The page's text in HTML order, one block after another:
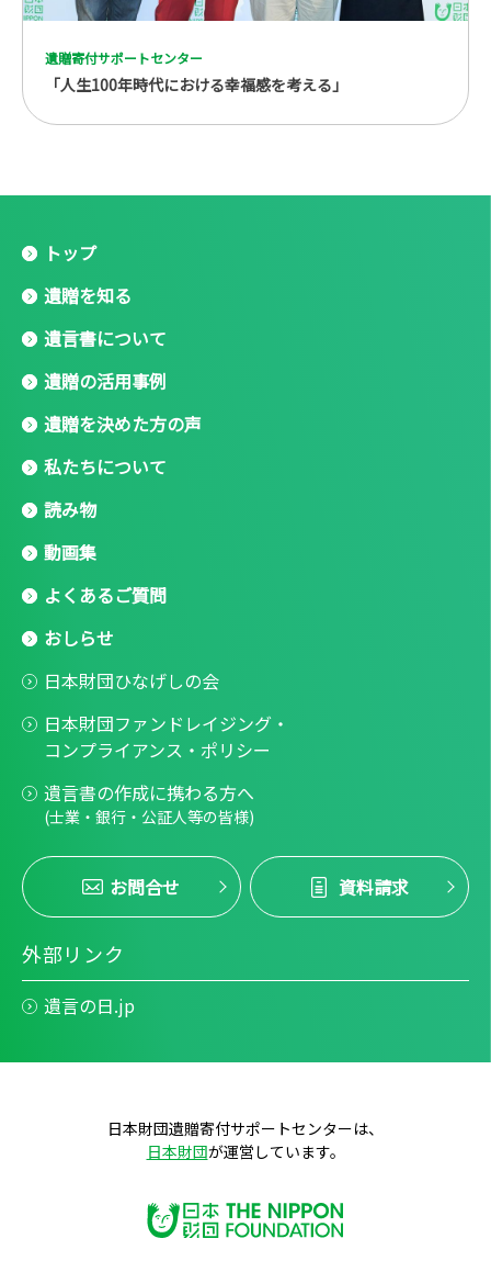
遺贈寄付サポートセンター
「人生100年時代における幸福感を考える」
トップ
遺贈を知る
遺言書について
遺贈の活用事例
遺贈を決めた方の声
私たちについて
読み物
動画集
よくあるご質問
おしらせ
日本財団ひなげしの会
日本財団ファンドレイジング・
コンプライアンス・ポリシー
遺言書の作成に携わる方へ
(士業・銀行・公証人等の皆様)
お問合せ 資料請求
外部リンク
遺言の日.jp
日本財団遺贈寄付サポートセンターは、
日本財団が運営しています。